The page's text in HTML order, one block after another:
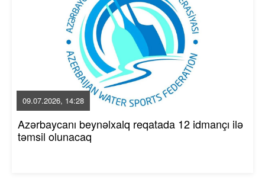
09.07.2026, 14:28
Azərbaycanı beynəlxalq reqatada 12 idmançı ilə
təmsil olunacaq